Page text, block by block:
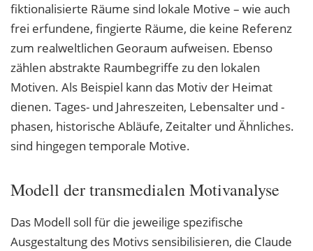
fiktionalisierte Räume sind lokale Motive – wie auch
frei erfundene, fingierte Räume, die keine Referenz
zum realweltlichen Georaum aufweisen. Ebenso
zählen abstrakte Raumbegriffe zu den lokalen
Motiven. Als Beispiel kann das Motiv der Heimat
dienen. Tages- und Jahreszeiten, Lebensalter und -
phasen, historische Abläufe, Zeitalter und Ähnliches.
sind hingegen temporale Motive.
Modell der transmedialen Motivanalyse
Das Modell soll für die jeweilige spezifische
Ausgestaltung des Motivs sensibilisieren, die Claude